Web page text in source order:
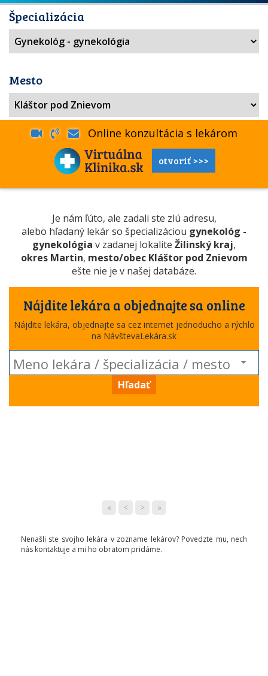
Špecializácia
Mesto
Online konzultácia s lekárom
otvoriť >>>
Je nám ľúto, ale zadali ste zlú adresu,
alebo hľadaný lekár so špecializáciou gynekológ -
gynekológia v zadanej lokalite Žilinský kraj,
okres Martin, mesto/obec Kláštor pod Znievom
ešte nie je v našej databáze.
Nájdite lekára a objednajte sa online
Nájdite lekára, objednajte sa cez internet jednoducho a rýchlo
na NávštevaLekára.sk
Hľadať
« < > »
Nenašli ste svojho lekára v zozname lekárov? Povedzte mu, nech
nás kontaktuje a mi ho obratom pridáme.